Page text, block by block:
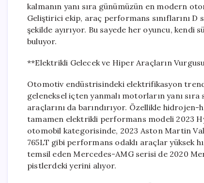
kalmanın yanı sıra günümüzün en modern
Geliştirici ekip, araç performans sınıflarını D
şekilde ayırıyor. Bu sayede her oyuncu, kendi
buluyor.
**Elektrikli Gelecek ve Hiper Araçların
Otomotiv endüstrisindeki elektrifikasyon
geleneksel içten yanmalı motorların yanı
araçlarını da barındırıyor. Özellikle
tamamen elektrikli performans modeli 2023
otomobil kategorisinde, 2023 Aston Martin
765LT gibi performans odaklı araçlar yüksek
temsil eden Mercedes-AMG serisi de 2020
pistlerdeki yerini alıyor.